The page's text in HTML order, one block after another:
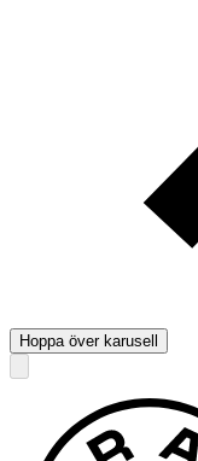
Hoppa över karusell